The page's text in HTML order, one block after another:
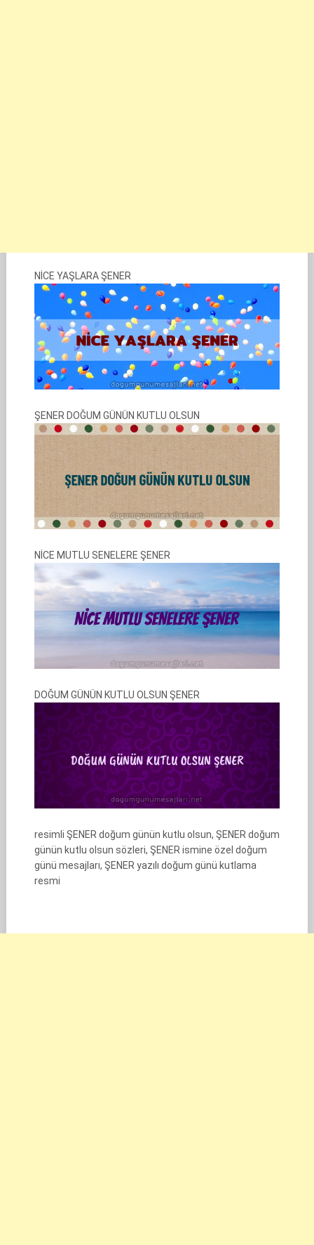
NİCE YAŞLARA ŞENER
ŞENER DOĞUM GÜNÜN KUTLU OLSUN
NİCE MUTLU SENELERE ŞENER
DOĞUM GÜNÜN KUTLU OLSUN ŞENER
resimli ŞENER doğum günün kutlu olsun, ŞENER doğum
günün kutlu olsun sözleri, ŞENER ismine özel doğum
günü mesajları, ŞENER yazılı doğum günü kutlama
resmi